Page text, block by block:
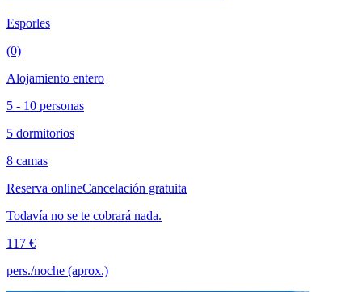
Esporles
(0)
Alojamiento entero
5 - 10 personas
5 dormitorios
8 camas
Reserva onlineCancelación gratuita
Todavía no se te cobrará nada.
117 €
pers./noche (aprox.)